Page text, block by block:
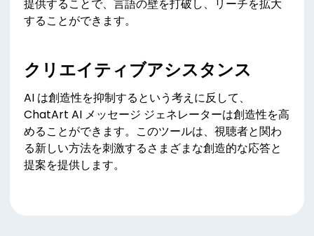
提供することで、言語の壁を打破し、リーチを拡大
することができます。
クリエイティブアシスタンス
AI は創造性を抑制するという考えに反して、
ChatArt AI メッセージ ジェネレーターは創造性を高
めることができます。このツールは、視聴者と関わ
る新しい方法を刺激するさまざまな創造的な応答と
提案を提供します。